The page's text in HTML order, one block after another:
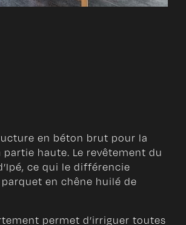
en béton brut pour la
haute. Le revêtement du
ce qui le différencie
en chêne huilé de
permet d’irriguer toutes